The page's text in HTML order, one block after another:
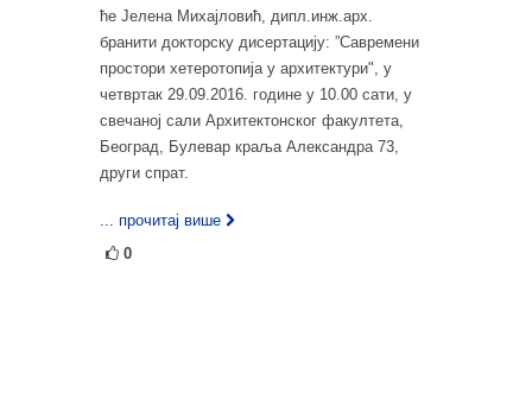
ће Јелена Михајловић, дипл.инж.арх.
бранити докторску дисертацију: ”Савремени
простори хетеротопија у архитектури", у
четвртак 29.09.2016. године у 10.00 сати, у
свечаној сали Архитектонског факултета,
Београд, Булевар краља Александра 73,
други спрат.
... прочитај више
0